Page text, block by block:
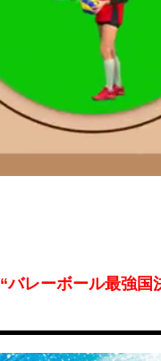
“バレーボール最強国